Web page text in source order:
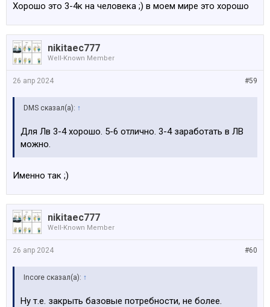
Хорошо это 3-4к на человека ;) в моем мире это хорошо
nikitaec777
Well-Known Member
#59
26 апр 2024
DMS сказал(а): ↑
Для Лв 3-4 хорошо. 5-6 отлично. 3-4 заработать в ЛВ
можно.
Именно так ;)
nikitaec777
Well-Known Member
#60
26 апр 2024
Incore сказал(а): ↑
Ну т.е. закрыть базовые потребности, не более.